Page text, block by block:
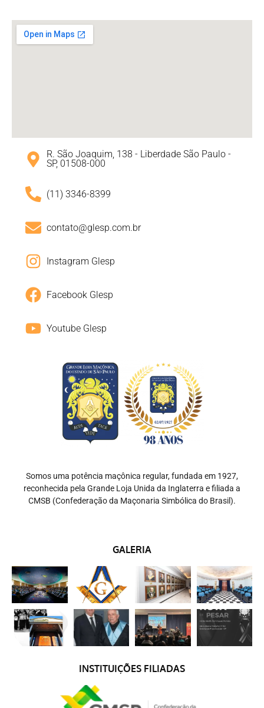
R. São Joaquim, 138 - Liberdade São Paulo -
SP, 01508-000
(11) 3346-8399
contato@glesp.com.br
Instagram Glesp
Facebook Glesp
Youtube Glesp
Somos uma potência maçônica regular, fundada em 1927,
reconhecida pela Grande Loja Unida da Inglaterra e filiada a
CMSB (Confederação da Maçonaria Simbólica do Brasil).
GALERIA
INSTITUIÇÕES FILIADAS